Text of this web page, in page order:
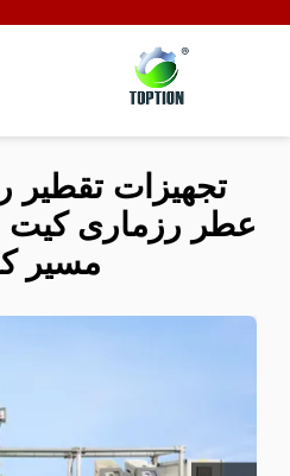
تجهیزات
عطر رزماری کیت
مسیر